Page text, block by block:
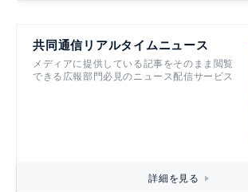
共同通信リアルタイムニュース
メディアに提供している記事をそのまま閲覧
できる広報部門必見のニュース配信サービス
詳細を見る